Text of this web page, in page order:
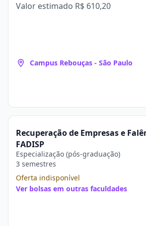
Valor estimado R$ 610,20
Campus Rebouças - São Paulo
Recuperação de Empresas e
FADISP
Especialização (pós-graduação)
3 semestres
Oferta indisponível
Ver bolsas em outras faculdades